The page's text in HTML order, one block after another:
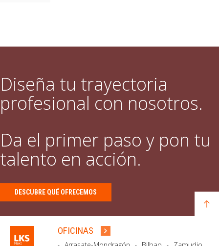
Diseña tu trayectoria
profesional con nosotros.
Da el primer paso y pon tu
talento en acción.
DESCUBRE QUÉ OFRECEMOS
OFICINAS